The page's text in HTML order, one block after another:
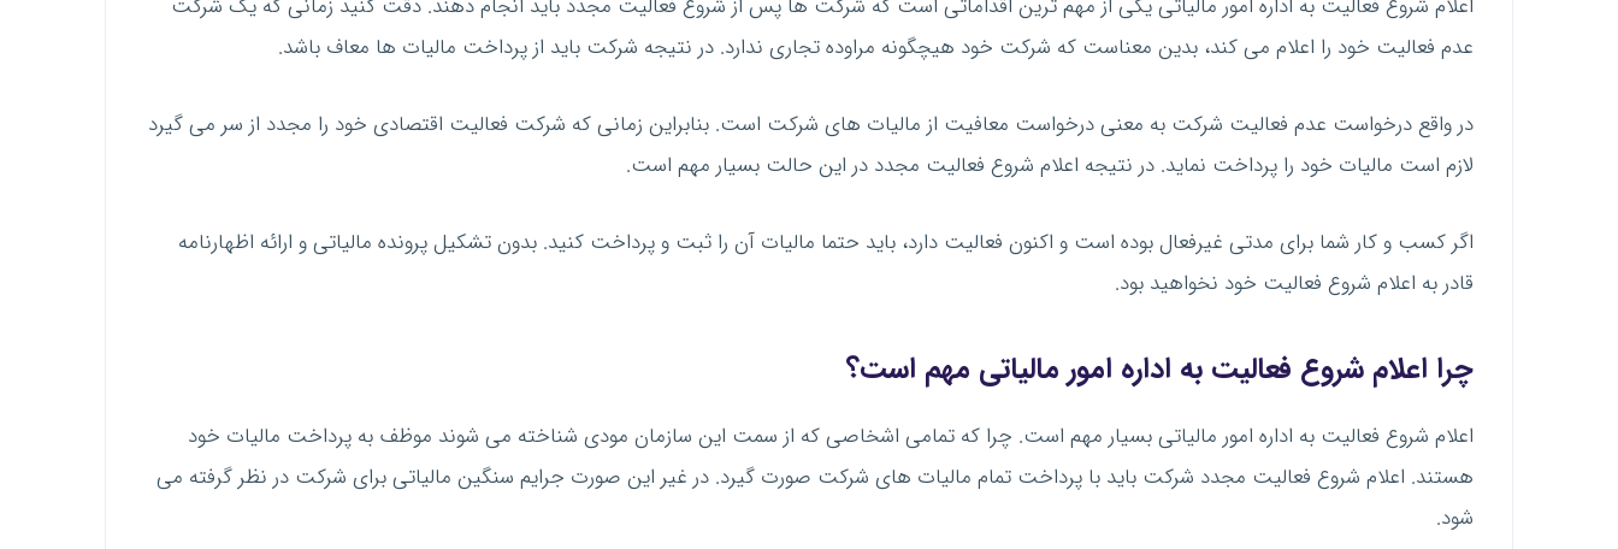
اعلام شروع فعالیت به اداره امور مالیاتی یکی از مهم ترین اقداماتی است که شرکت ها پس از شروع فعالیت مجدد باید انجام دهند. دقت کنید زمانی که یک شرکت
عدم فعالیت خود را اعلام می کند، بدین معناست که شرکت خود هیچگونه مراوده تجاری ندارد. در نتیجه شرکت باید از پرداخت مالیات ها معاف باشد.
در واقع درخواست عدم فعالیت شرکت به معنی درخواست معافیت از مالیات های شرکت است. بنابراین زمانی که شرکت فعالیت اقتصادی خود را مجدد از سر می گیرد
لازم است مالیات خود را پرداخت نماید. در نتیجه اعلام شروع فعالیت مجدد در این حالت بسیار مهم است.
اگر کسب و کار شما برای مدتی غیرفعال بوده است و اکنون فعالیت دارد، باید حتما مالیات آن را ثبت و پرداخت کنید. بدون تشکیل پرونده مالیاتی و ارائه اظهارنامه
قادر به اعلام شروع فعالیت خود نخواهید بود.
چرا اعلام شروع فعالیت به اداره امور مالیاتی مهم است؟
اعلام شروع فعالیت به اداره امور مالیاتی بسیار مهم است. چرا که تمامی اشخاصی که از سمت این سازمان مودی شناخته می شوند موظف به پرداخت مالیات خود
هستند. اعلام شروع فعالیت مجدد شرکت باید با پرداخت تمام مالیات های شرکت صورت گیرد. در غیر این صورت جرایم سنگین مالیاتی برای شرکت در نظر گرفته می
شود.